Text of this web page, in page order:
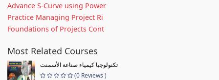
Advance S-Curve using Power
Practice Managing Project Ri
Foundations of Projects Cont
Most Related Courses
تكنولوجيا كيمياء صناعة الأسمنت
(0 Reviews )